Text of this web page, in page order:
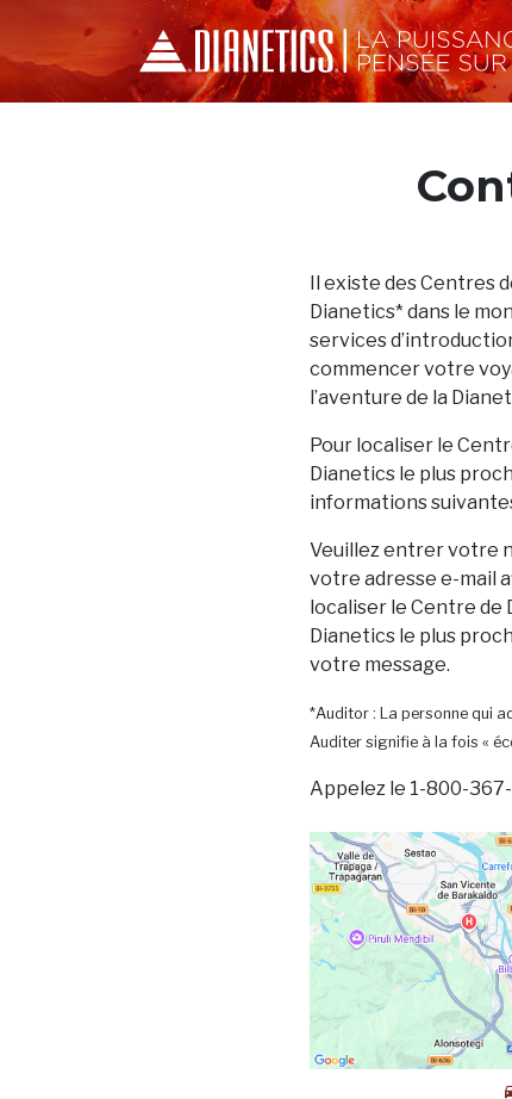
Il existe des Centres
Dianetics* dans le
services
commencer votre
l’aventure de la
Pour localiser le
Dianetics le plus
informations
Veuillez entrer votre
votre adresse e-mail
localiser le Centre de
Dianetics le plus
votre message.
*Auditor : La personne qui
Auditer signifie à la fois «
Appelez le 1-800-